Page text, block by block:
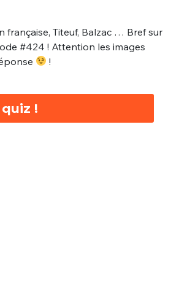
française, Titeuf, Balzac … Bref sur
#424 ! Attention les images
!
!